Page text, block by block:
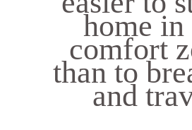
home in
comfort
than to
and